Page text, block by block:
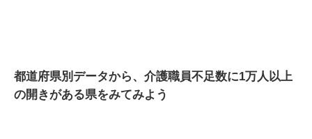
都道府県別データから、介護職員不足数に1万人以上
の開きがある県をみてみよう